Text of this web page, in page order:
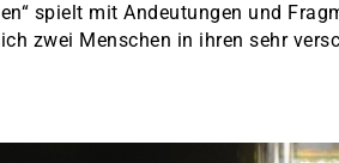
spielt mit Andeutungen und
zwei Menschen in ihren sehr